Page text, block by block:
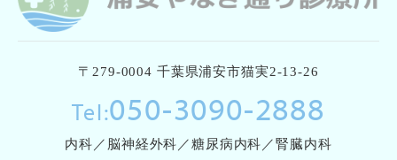
〒279-0004 千葉県浦安市猫実2-13-26
Tel:050-3090-2888
内科／脳神経外科／糖尿病内科／腎臓内科